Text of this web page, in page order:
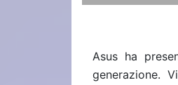
Asus ha
generazione.